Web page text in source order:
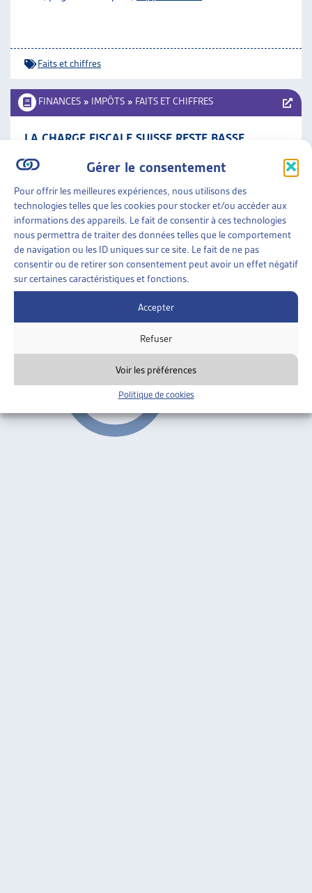
Gérer le consentement
Pour offrir les meilleures expériences, nous utilisons des
technologies telles que les cookies pour stocker et/ou accéder aux
informations des appareils. Le fait de consentir à ces technologies
nous permettra de traiter des données telles que le comportement
de navigation ou les ID uniques sur ce site. Le fait de ne pas
consentir ou de retirer son consentement peut avoir un effet négatif
sur certaines caractéristiques et fonctions.
Accepter
Refuser
Voir les préférences
Politique de cookies
Faits et chiffres
FINANCES » IMPÔTS » FAITS ET CHIFFRES
LA CHARGE FISCALE SUISSE RESTE BASSE
Faits et chiffres
IMPÔTS
EN SUISSE, LA CHARGE FISCALE RESTE FAIBLE
Département fédéral des finances, nov 09